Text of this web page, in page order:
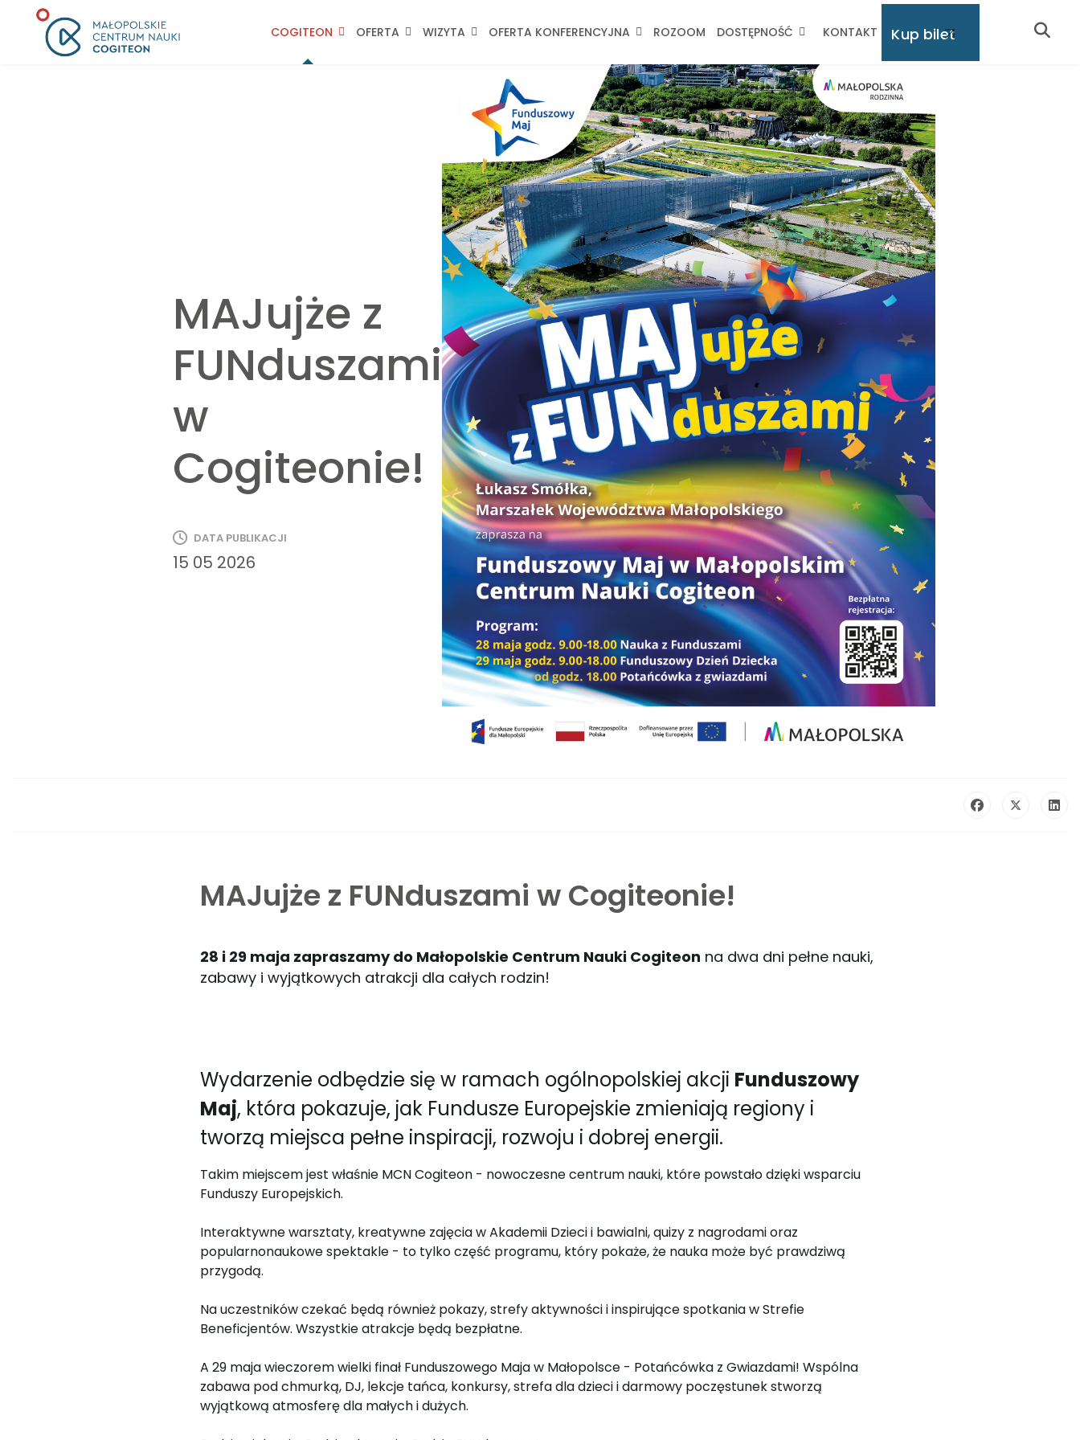
COGITEON OFERTA WIZYTA OFERTA KONFERENCYJNA ROZOOM DOSTĘPNOŚĆ KONTAKT Kup bilet
MAJujże z
FUNduszami
w
Cogiteonie!
DATA PUBLIKACJI
15 05 2026
MAJujże z FUNduszami w Cogiteonie!
28 i 29 maja zapraszamy do Małopolskie Centrum Nauki Cogiteon na dwa dni pełne nauki,
zabawy i wyjątkowych atrakcji dla całych rodzin!
Wydarzenie odbędzie się w ramach ogólnopolskiej akcji Funduszowy
Maj, która pokazuje, jak Fundusze Europejskie zmieniają regiony i
tworzą miejsca pełne inspiracji, rozwoju i dobrej energii.
Takim miejscem jest właśnie MCN Cogiteon - nowoczesne centrum nauki, które powstało dzięki wsparciu
Funduszy Europejskich.
Interaktywne warsztaty, kreatywne zajęcia w Akademii Dzieci i bawialni, quizy z nagrodami oraz
popularnonaukowe spektakle - to tylko część programu, który pokaże, że nauka może być prawdziwą
przygodą.
Na uczestników czekać będą również pokazy, strefy aktywności i inspirujące spotkania w Strefie
Beneficjentów. Wszystkie atrakcje będą bezpłatne.
A 29 maja wieczorem wielki finał Funduszowego Maja w Małopolsce - Potańcówka z Gwiazdami! Wspólna
zabawa pod chmurką, DJ, lekcje tańca, konkursy, strefa dla dzieci i darmowy poczęstunek stworzą
wyjątkową atmosferę dla małych i dużych.